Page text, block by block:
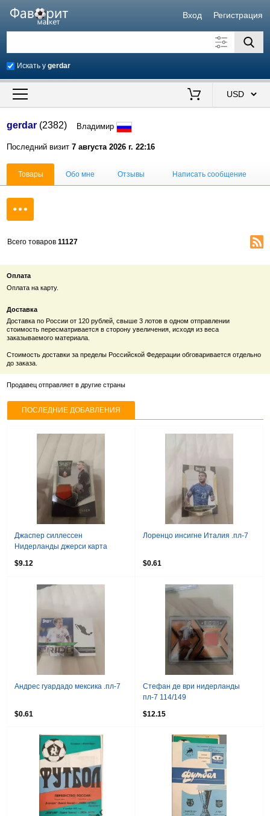
Вход Регистрация
Искать уgerdar
Искать также в описании
Продавец
gerdar (2382) Владимир
Последний визит7 августа 2026 г. 22:16
Товары Обо мне Отзывы Написать сообщение
Всего товаров 11127
Оплата
Оплата на карту.
Доставка
Доставка по России от 120 рублей, свыше 3 лотов в одном отправлении
стоимость пересматривается в сторону увеличения, исходя из веса
заказываемого материала.
Стоимость доставки за пределы Российской Федерации обговаривается отдельно
до заказа.
Продавец отправляет в другие страны
ПОСЛЕДНИЕ ДОБАВЛЕНИЯ
Джаспер силлессен
Нидерланды джерси карта
$9.12
Лоренцо инсигне Италия .пл-7
$0.61
Андрес гуардадо мексика .пл-7
$0.61
Стефан де ври нидерланды
пл-7 114/149
$12.15